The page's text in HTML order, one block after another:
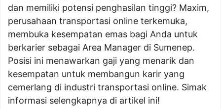
dan memiliki potensi penghasilan tinggi? Maxim,
perusahaan transportasi online terkemuka,
membuka kesempatan emas bagi Anda untuk
berkarier sebagai Area Manager di Sumenep.
Posisi ini menawarkan gaji yang menarik dan
kesempatan untuk membangun karir yang
cemerlang di industri transportasi online. Simak
informasi selengkapnya di artikel ini!